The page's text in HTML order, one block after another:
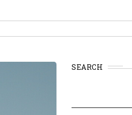
SEARCH